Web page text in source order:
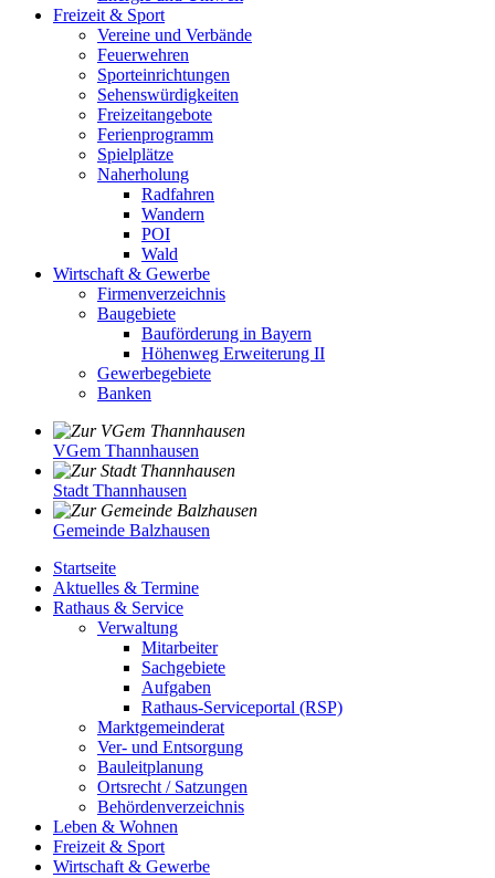
Freizeit & Sport
Vereine und Verbände
Feuerwehren
Sporteinrichtungen
Sehenswürdigkeiten
Freizeitangebote
Ferienprogramm
Spielplätze
Naherholung
Radfahren
Wandern
POI
Wald
Wirtschaft & Gewerbe
Firmenverzeichnis
Baugebiete
Bauförderung in Bayern
Höhenweg Erweiterung II
Gewerbegebiete
Banken
VGem Thannhausen
Stadt Thannhausen
Gemeinde Balzhausen
Startseite
Aktuelles & Termine
Rathaus & Service
Verwaltung
Mitarbeiter
Sachgebiete
Aufgaben
Rathaus-Serviceportal (RSP)
Marktgemeinderat
Ver- und Entsorgung
Bauleitplanung
Ortsrecht / Satzungen
Behördenverzeichnis
Leben & Wohnen
Freizeit & Sport
Wirtschaft & Gewerbe